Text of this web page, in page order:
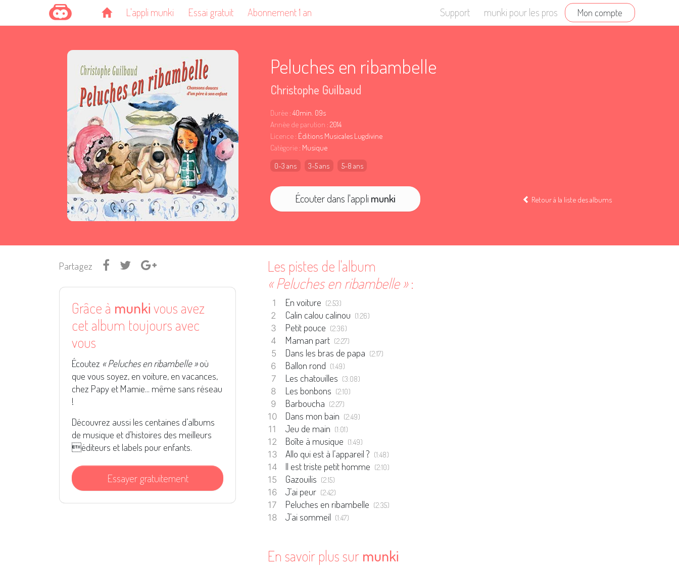
L'appli munki Essai gratuit Abonnement 1 an Support munki pour les pros Mon compte
Peluches en ribambelle
Christophe Guilbaud
Durée : 40min. 09s
Année de parution : 2014
Licence : Éditions Musicales Lugdivine
Catégorie : Musique
0-3 ans
3-5 ans 5-8 ans
Écouter dans l'appli munki Retour à la liste des albums
Partagez
Grâce à munkivous avez
cet album toujours avec
vous
Écoutez « Peluches en ribambelle »où
que vous soyez, en voiture, en vacances,
chez Papy et Mamie... même sans réseau
!
Découvrez aussi les centaines d’albums
de musique et d’histoires des meilleurs
éditeurs et labels pour enfants.
Essayer gratuitement
Les pistes de l'album
« Peluches en ribambelle »:
En voiture (2:53)
Calin calou calinou (1:26)
Petit pouce (2:36)
Maman part (2:27)
Dans les bras de papa (2:17)
Ballon rond (1:49)
Les chatouilles (3:08)
Les bonbons (2:10)
Barboucha (2:27)
Dans mon bain (2:49)
Jeu de main (1:01)
Boîte à musique (1:49)
Allo qui est à l’appareil ? (1:48)
Il est triste petit homme (2:10)
Gazouilis (2:15)
J’ai peur (2:42)
Peluches en ribambelle (2:35)
J’ai sommeil (1:47)
En savoir plus sur munki